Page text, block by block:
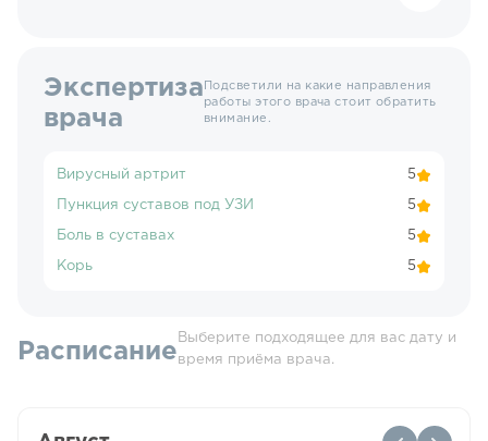
Экспертиза
врача
Подсветили на какие направления
работы этого врача стоит обратить
внимание.
Вирусный артрит 5
Пункция суставов под УЗИ 5
Боль в суставах 5
Корь 5
Расписание
Выберите подходящее для вас дату и
время приёма врача.